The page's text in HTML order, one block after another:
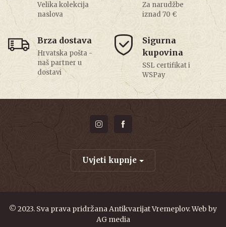
Velika kolekcija
naslova
Za narudžbe
iznad 70 €
Brza dostava
Hrvatska pošta -
naš partner u
dostavi
Sigurna
kupovina
SSL certifikat i
WSPay
Uvjeti kupnje
© 2023. Sva prava pridržana Antikvarijat Vremeplov. Web by
AG media